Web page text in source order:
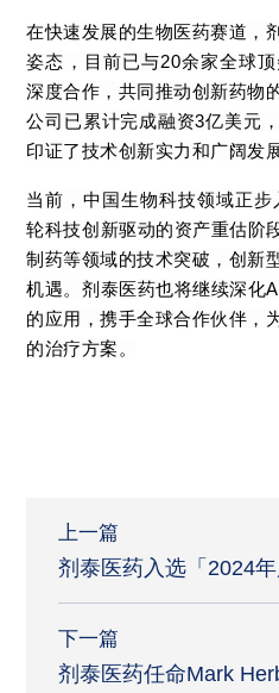
在快速发展的生物医药赛道，
姿态，目前已与20余家全球
深度合作，共同推动创新药物
公司已累计完成融资3亿美元
印证了技术创新实力和广阔发
当前，中国生物科技领域正步
轮科技创新驱动的资产重估阶
制药等领域的技术突破，创新
机遇。剂泰医药也将继续深化
的应用，携手全球合作伙伴，
的治疗方案。
上一篇
剂泰医药入选「2024
下一篇
剂泰医药任命Mark